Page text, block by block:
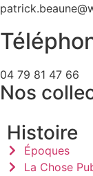
04 79 81 47 66
Nos
Histoire
Époques
La Chose